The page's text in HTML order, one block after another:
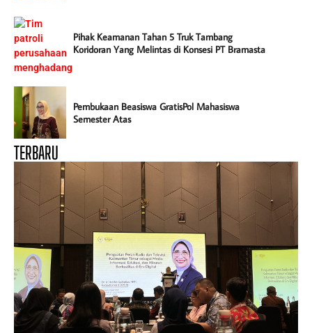
Pihak Keamanan Tahan 5 Truk Tambang
Koridoran Yang Melintas di Konsesi PT Bramasta
Pembukaan Beasiswa GratisPol Mahasiswa
Semester Atas
TERBARU